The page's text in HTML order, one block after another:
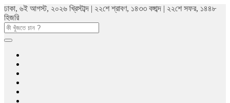
ঢাকা, ৬ই আগস্ট, ২০২৬ খ্রিস্টাব্দ | ২২শে শ্রাবণ, ১৪৩৩ বঙ্গাব্দ | ২২শে সফর, ১৪৪৮
হিজরি